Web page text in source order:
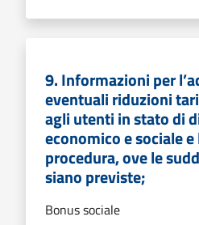
9. Informazioni per
eventuali riduzioni
agli utenti in stato di
economico e sociale
procedura, ove le
siano previste;
Bonus sociale